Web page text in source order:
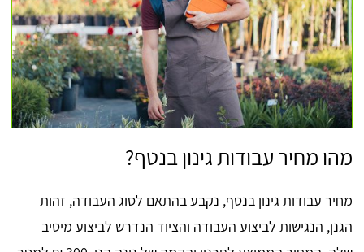
מהו מחיר עבודות גינון בנטף?
מחיר עבודות גינון בנטף, נקבע בהתאם לסוג העבודה, זהות
הגנן, הנגישות לביצוע העבודה והציוד הנדרש לביצוע מיטיב